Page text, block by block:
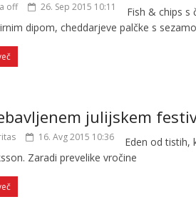
off 26. Sep 2015 10:11
Fish & chips s
dipom, cheddarjeve palčke s
julijskem
16. Avg 2015 10:36
Eden od tistih,
Zaradi prevelike vročine